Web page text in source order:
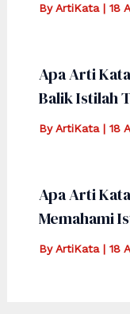
ByArtiKata | 18
Apa Arti
Balik Istilah
ByArtiKata | 18
Apa Arti
Memahami
ByArtiKata | 18